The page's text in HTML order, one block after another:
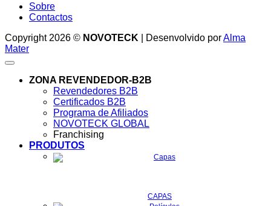
Sobre
Contactos
Copyright 2026 © NOVOTECK | Desenvolvido porAlma
Mater
ZONA REVENDEDOR-B2B
Revendedores B2B
Certificados B2B
Programa de Afiliados
NOVOTECK GLOBAL
Franchising
PRODUTOS
CAPAS